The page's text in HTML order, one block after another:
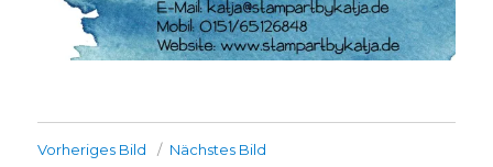
Vorheriges Bild Nächstes Bild